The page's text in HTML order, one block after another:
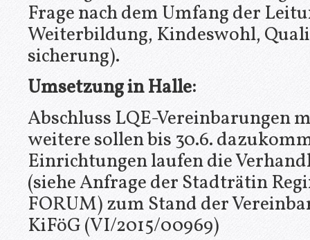
Frage nach dem Umfang der
Weiterbildung, Kindeswohl,
sicherung).
Umsetzung in Halle:
Abschluss LQE-Vereinbarungen
weitere sollen bis 30.6.
Einrichtungen laufen die
(siehe Anfrage der Stadträtin
FORUM) zum Stand der
KiFöG (VI/2015/00969)